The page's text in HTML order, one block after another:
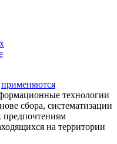
применяются
технологии
сбора, систематизации
предпочтениям
на территории